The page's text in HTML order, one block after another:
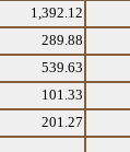
1,392.12
289.88
539.63
101.33
201.27